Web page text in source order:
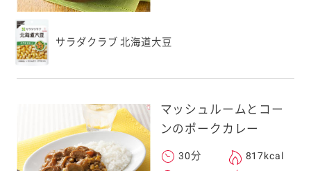
サラダクラブ 北海道大豆
マッシュルームとコー
ンのポークカレー
30分 817kcal